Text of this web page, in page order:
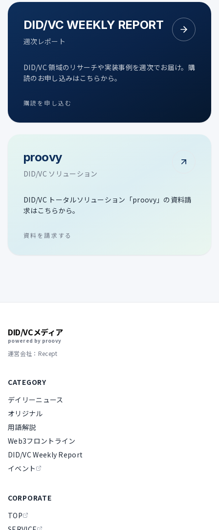
DID/VC WEEKLY REPORT
週次レポート
DID/VC 領域のリサーチや実装事例を週次でお届け。購
読のお申し込みはこちらから。
購読を申し込む
proovy
DID/VC ソリューション
DID/VC トータルソリューション「proovy」の資料請
求はこちらから。
資料を請求する
DID/VCメディア
powered by proovy
運営会社：Recept
CATEGORY
デイリーニュース
オリジナル
用語解説
Web3フロントライン
DID/VC Weekly Report
イベント
CORPORATE
TOP